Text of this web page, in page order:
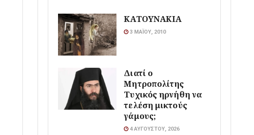
ΚΑΤΟΥΝΑΚΙΑ
3 ΜΑΪ́ΟΥ, 2010
Διατί ο
Μητροπολίτης
Τυχικός ηρνήθη να
τελέση μικτούς
γάμους;
4 ΑΥΓΟΎΣΤΟΥ, 2026